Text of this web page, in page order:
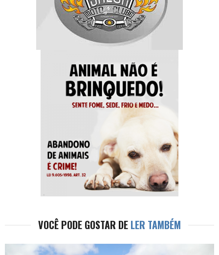
VOCÊ PODE GOSTAR DE LER TAMBÉM